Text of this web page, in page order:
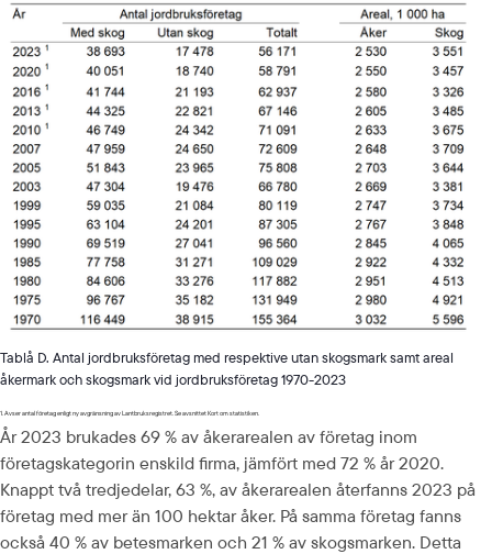
Tablå D. Antal jordbruksföretag med respektive utan skogsmark samt areal
åkermark och skogsmark vid jordbruksföretag 1970-2023
1. Avser antal företag enligt ny avgränsning av Lantbruksregistret. Se avsnittet Kort om statistiken.
År 2023 brukades 69 % av åkerarealen av företag inom
företagskategorin enskild firma, jämfört med 72 % år 2020.
Knappt två tredjedelar, 63 %, av åkerarealen återfanns 2023 på
företag med mer än 100 hektar åker. På samma företag fanns
också 40 % av betesmarken och 21 % av skogsmarken. Detta